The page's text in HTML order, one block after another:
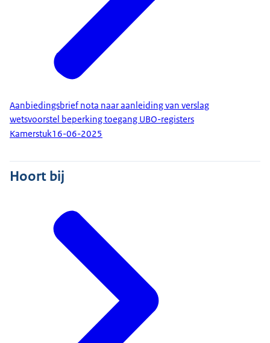
Aanbiedingsbrief nota naar aanleiding van verslag
wetsvoorstel beperking toegang UBO-registers
Kamerstuk16-06-2025
Hoort bij